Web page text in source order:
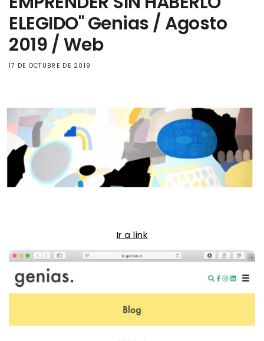
ELEGIDO" Genias / Agosto
2019 / Web
17 DE OCTUBRE DE 2019
Ir a link